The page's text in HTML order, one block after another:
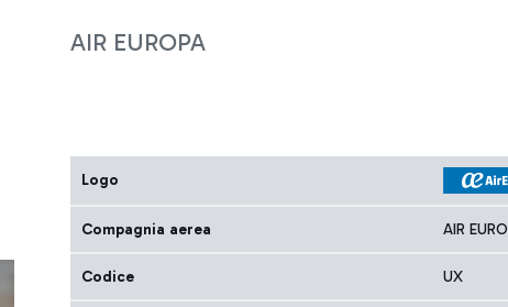
AIR EUROPA
Logo
Compagnia aerea AIR
Codice UX